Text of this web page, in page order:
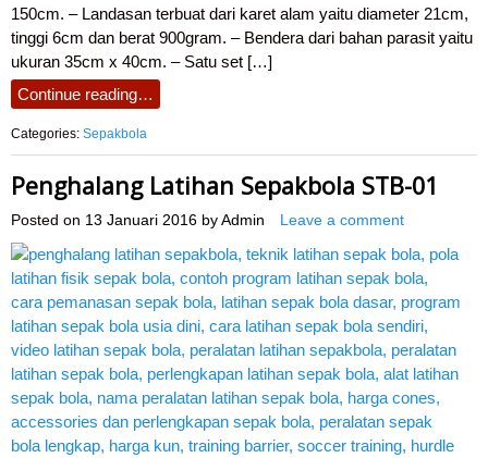
150cm. – Landasan terbuat dari karet alam yaitu diameter 21cm,
tinggi 6cm dan berat 900gram. – Bendera dari bahan parasit yaitu
ukuran 35cm x 40cm. – Satu set […]
Continue reading…
Categories: Sepakbola
Penghalang Latihan Sepakbola STB-01
Posted on 13 Januari 2016 by Admin Leave a comment